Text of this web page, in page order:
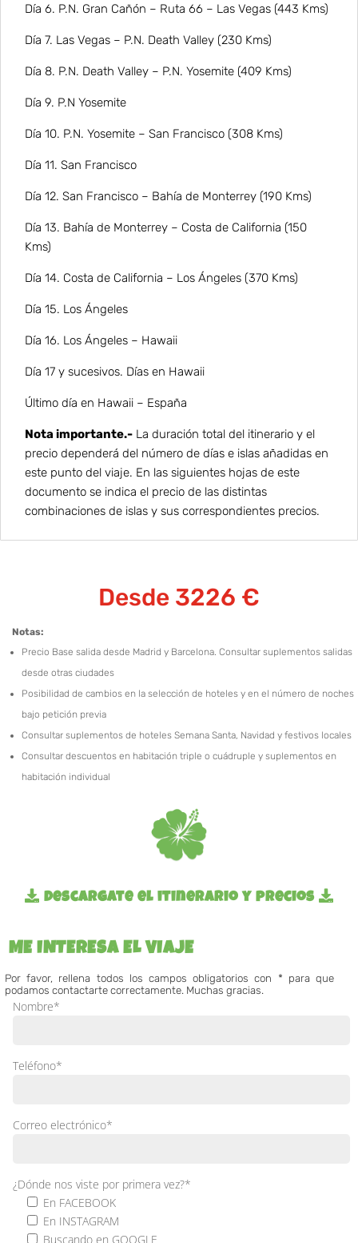
Día 6. P.N. Gran Cañón – Ruta 66 – Las Vegas (443 Kms)
Día 7. Las Vegas – P.N. Death Valley (230 Kms)
Día 8. P.N. Death Valley – P.N. Yosemite (409 Kms)
Día 9. P.N Yosemite
Día 10. P.N. Yosemite – San Francisco (308 Kms)
Día 11. San Francisco
Día 12. San Francisco – Bahía de Monterrey (190 Kms)
Día 13. Bahía de Monterrey – Costa de California (150
Kms)
Día 14. Costa de California – Los Ángeles (370 Kms)
Día 15. Los Ángeles
Día 16. Los Ángeles – Hawaii
Día 17 y sucesivos. Días en Hawaii
Último día en Hawaii – España
Nota importante.- La duración total del itinerario y el
precio dependerá del número de días e islas añadidas en
este punto del viaje. En las siguientes hojas de este
documento se indica el precio de las distintas
combinaciones de islas y sus correspondientes precios.
Desde 3226 €
Notas:
Precio Base salida desde Madrid y Barcelona. Consultar suplementos salidas
desde otras ciudades
Posibilidad de cambios en la selección de hoteles y en el número de noches
bajo petición previa
Consultar suplementos de hoteles Semana Santa, Navidad y festivos locales
Consultar descuentos en habitación triple o cuádruple y suplementos en
habitación individual
Descargate el itinerario y precios
ME INTERESA EL VIAJE
Por favor, rellena todos los campos obligatorios con * para que
podamos contactarte correctamente. Muchas gracias.
Nombre*
Teléfono*
Correo electrónico*
¿Dónde nos viste por primera vez?*
En FACEBOOK
En INSTAGRAM
Buscando en GOOGLE